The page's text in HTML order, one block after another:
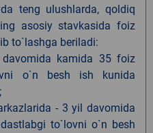
teng ulushlarda, qoldiq
asosiy stavkasida foiz
to`lashga beriladi:
kamida 35 foiz
o`n besh ish kunida
- 3 yil davomida
to`lovni o`n besh